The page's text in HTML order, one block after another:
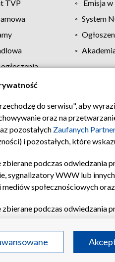
TVP Emisja
System
Regulamin
do serwisu", aby
oraz na
pozostałych Zaufanych
i pozostałych, które
podczas odwiedzania
sygnalizatory WWW lub
społecznościowych
podczas odwiedzania
następujących celów i
spersonalizowanych
rynkowych w celu